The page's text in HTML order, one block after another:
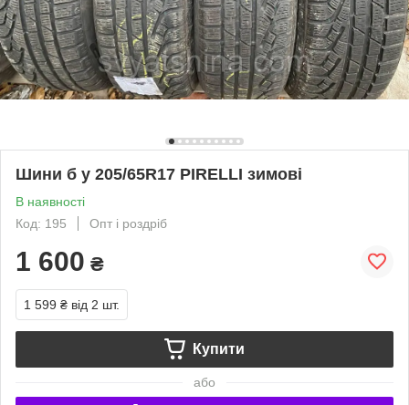
Шини б у 205/65R17 PIRELLI зимові
В наявності
Код: 195
Опт і роздріб
1 600 ₴
1 599 ₴ від 2 шт.
Купити
або